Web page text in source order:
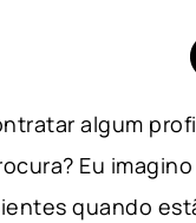
algum
Eu
quando